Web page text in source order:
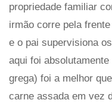
propriedade familiar
irmão corre pela
e o pai supervisiona
aqui foi
grega) foi a melhor
carne assada em vez